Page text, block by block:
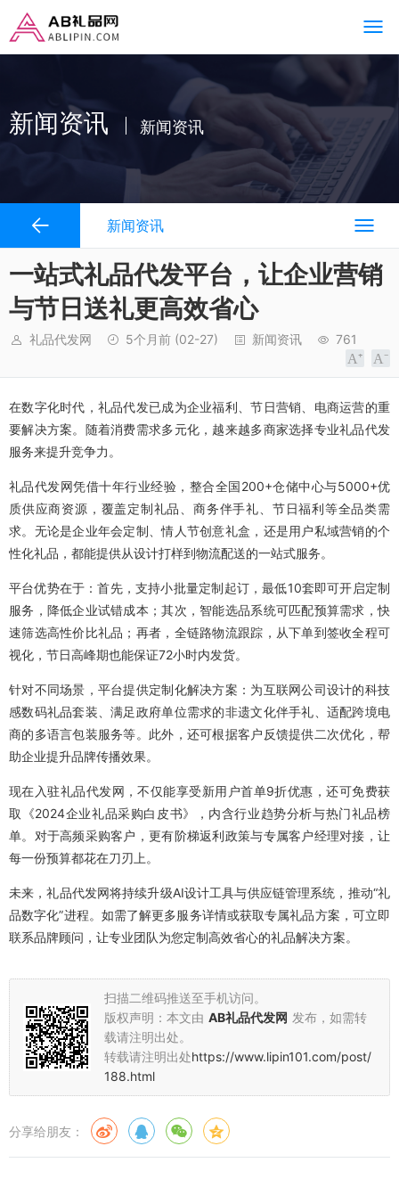
新闻资讯 新闻资讯
新闻资讯
一站式礼品代发平台，让企业营销
与节日送礼更高效省心
礼品代发网 5个月前 (02-27) 新闻资讯 761
在数字化时代，礼品代发已成为企业福利、节日营销、电商运营的重
要解决方案。随着消费需求多元化，越来越多商家选择专业礼品代发
服务来提升竞争力。
礼品代发网凭借十年行业经验，整合全国200+仓储中心与5000+优
质供应商资源，覆盖定制礼品、商务伴手礼、节日福利等全品类需
求。无论是企业年会定制、情人节创意礼盒，还是用户私域营销的个
性化礼品，都能提供从设计打样到物流配送的一站式服务。
平台优势在于：首先，支持小批量定制起订，最低10套即可开启定制
服务，降低企业试错成本；其次，智能选品系统可匹配预算需求，快
速筛选高性价比礼品；再者，全链路物流跟踪，从下单到签收全程可
视化，节日高峰期也能保证72小时内发货。
针对不同场景，平台提供定制化解决方案：为互联网公司设计的科技
感数码礼品套装、满足政府单位需求的非遗文化伴手礼、适配跨境电
商的多语言包装服务等。此外，还可根据客户反馈提供二次优化，帮
助企业提升品牌传播效果。
现在入驻礼品代发网，不仅能享受新用户首单9折优惠，还可免费获
取《2024企业礼品采购白皮书》，内含行业趋势分析与热门礼品榜
单。对于高频采购客户，更有阶梯返利政策与专属客户经理对接，让
每一份预算都花在刀刃上。
未来，礼品代发网将持续升级AI设计工具与供应链管理系统，推动“礼
品数字化”进程。如需了解更多服务详情或获取专属礼品方案，可立即
联系品牌顾问，让专业团队为您定制高效省心的礼品解决方案。
扫描二维码推送至手机访问。
版权声明：本文由 AB礼品代发网 发布，如需转
载请注明出处。
转载请注明出处https://www.lipin101.com/post/
188.html
分享给朋友：